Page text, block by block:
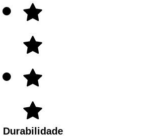
Durabilidade